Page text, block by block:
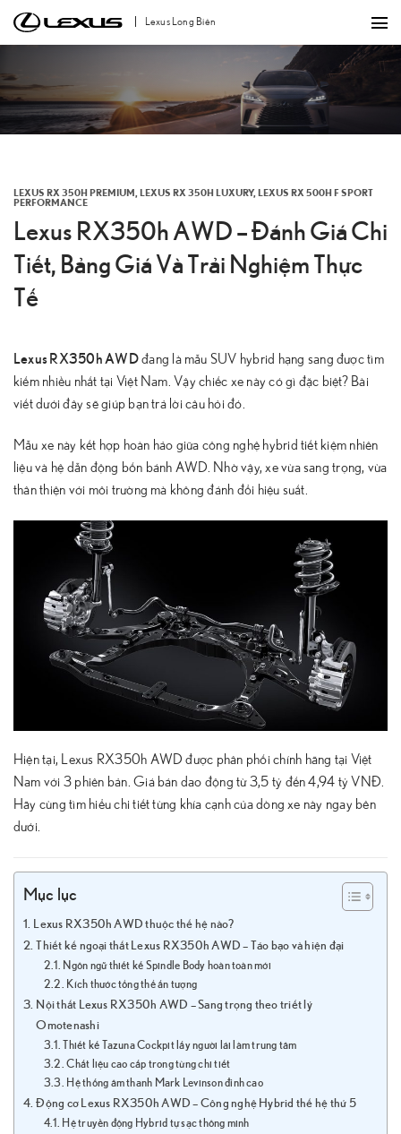
qua
dung
Lexus Long Biên
LEXUS RX 350H PREMIUM LEXUS RX 350H LUXURY,
LEXUS RX 500H F SPORT
PERFORMANCE
Lexus RX350h AWD – Đánh Giá Chi
Tiết, Bảng Giá Và Trải Nghiệm Thực
Tế
Lexus RX350h AWDđang là mẫu SUV hybrid hạng sang được tìm
kiếm nhiều nhất tại Việt Nam. Vậy chiếc xe này có gì đặc biệt? Bài
viết dưới đây sẽ giúp bạn trả lời câu hỏi đó.
Mẫu xe này kết hợp hoàn hảo giữa công nghệ hybrid tiết kiệm nhiên
liệu và hệ dẫn động bốn bánh AWD. Nhờ vậy, xe vừa sang trọng, vừa
thân thiện với môi trường mà không đánh đổi hiệu suất.
Hiện tại, Lexus RX350h AWD được phân phối chính hãng tại Việt
Nam với 3 phiên bản. Giá bán dao động từ 3,5 tỷ đến 4,94 tỷ VNĐ.
Hãy cùng tìm hiểu chi tiết từng khía cạnh của dòng xe này ngay bên
dưới.
Mục lục
Lexus RX350h AWD thuộc thế hệ nào?
Thiết kế ngoại thất Lexus RX350h AWD – Táo bạo và hiện đại
Ngôn ngữ thiết kế Spindle Body hoàn toàn mới
Kích thước tổng thể ấn tượng
Nội thất Lexus RX350h AWD – Sang trọng theo triết lý
Omotenashi
Thiết kế Tazuna Cockpit lấy người lái làm trung tâm
Chất liệu cao cấp trong từng chi tiết
Hệ thống âm thanh Mark Levinson đỉnh cao
Động cơ Lexus RX350h AWD – Công nghệ Hybrid thế hệ thứ 5
Hệ truyền động Hybrid tự sạc thông minh